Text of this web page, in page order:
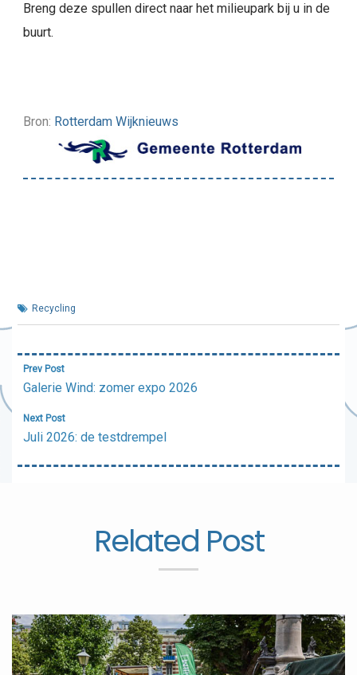
Breng deze spullen direct naar het milieupark bij u in de
buurt.
Bron: Rotterdam Wijknieuws
Recycling
Bericht
navigatie
Prev Post
Galerie Wind: zomer expo 2026
Next Post
Juli 2026: de testdrempel
Related Post